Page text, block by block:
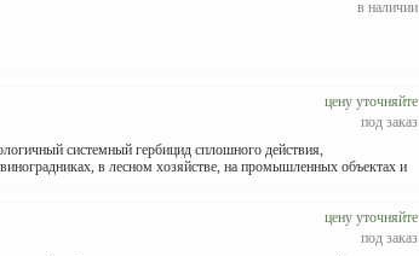
в наличии
цену уточняйте
под заказ
системный гербицид сплошного действия,
в лесном хозяйстве, на промышленных объектах и
цену уточняйте
под заказ